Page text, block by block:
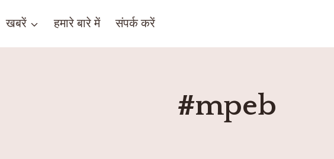
खबरें हमारे बारे में संपर्क करें
#mpeb